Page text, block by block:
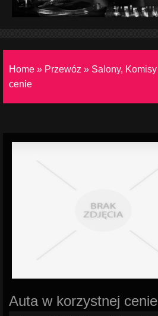
Home » Przewóz » Salony, Komisy
cenie
Auta w korzystnej cenie